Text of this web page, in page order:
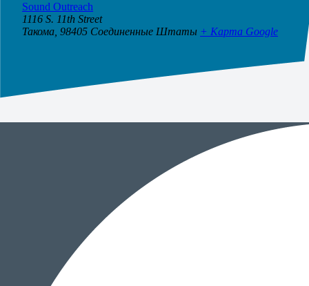
Sound Outreach
1116 S. 11th Street
Такома 98405 Соединенные Штаты + Карта Google